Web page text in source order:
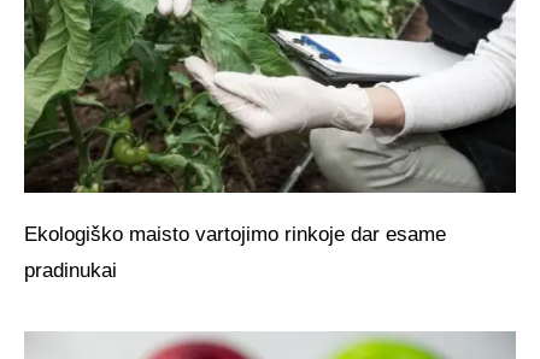
Ekologiško maisto vartojimo rinkoje dar esame
pradinukai